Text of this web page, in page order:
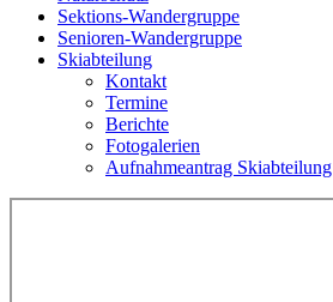
Sektions-Wandergruppe
Senioren-Wandergruppe
Skiabteilung
Kontakt
Termine
Berichte
Fotogalerien
Aufnahmeantrag Skiabteilung